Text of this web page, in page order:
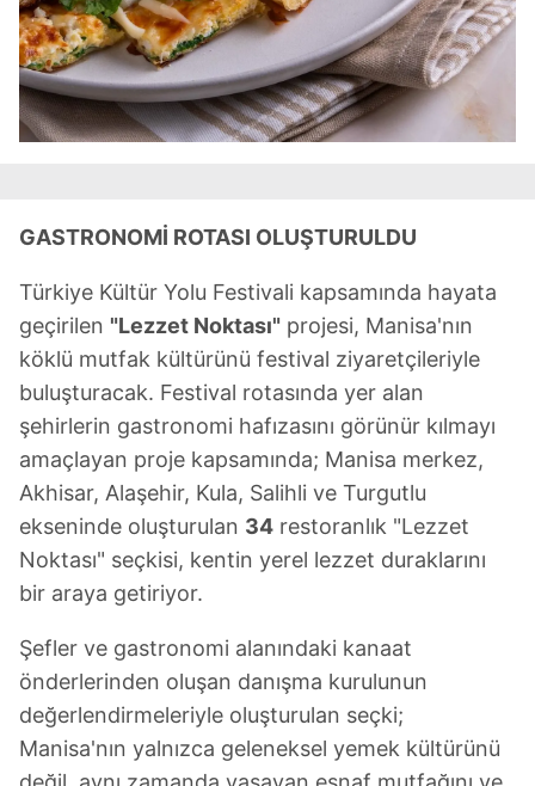
GASTRONOMİ ROTASI OLUŞTURULDU
Türkiye Kültür Yolu Festivali kapsamında hayata
geçirilen "Lezzet Noktası" projesi, Manisa'nın
köklü mutfak kültürünü festival ziyaretçileriyle
buluşturacak. Festival rotasında yer alan
şehirlerin gastronomi hafızasını görünür kılmayı
amaçlayan proje kapsamında; Manisa merkez,
Akhisar, Alaşehir, Kula, Salihli ve Turgutlu
ekseninde oluşturulan 34 restoranlık "Lezzet
Noktası" seçkisi, kentin yerel lezzet duraklarını
bir araya getiriyor.
Şefler ve gastronomi alanındaki kanaat
önderlerinden oluşan danışma kurulunun
değerlendirmeleriyle oluşturulan seçki;
Manisa'nın yalnızca geleneksel yemek kültürünü